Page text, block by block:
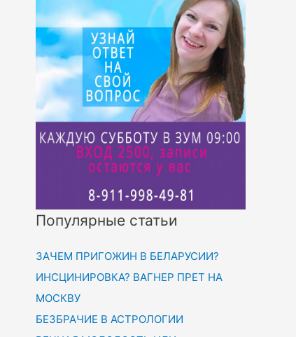
Популярные статьи
ЗАЧЕМ ПРИГОЖИН В БЕЛАРУСИИ?
ИНСЦИНИРОВКА? ВАГНЕР ПРЕТ НА
МОСКВУ
БЕЗБРАЧИЕ В АСТРОЛОГИИ